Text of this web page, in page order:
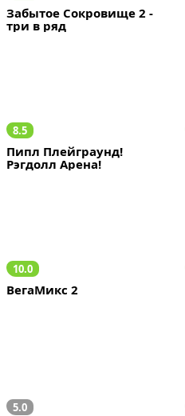
Забытое Сокровище 2 -
три в ряд
8.5
Пипл Плейграунд!
Рэгдолл Арена!
10.0
ВегаМикс 2
5.0